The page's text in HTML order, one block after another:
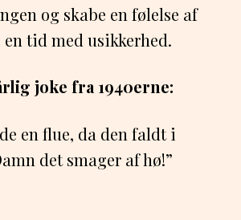
og skabe en følelse af
tid med usikkerhed.
joke fra 1940erne:
en flue, da den faldt i
det smager af hø!”